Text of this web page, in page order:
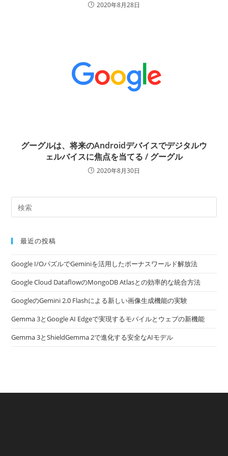
2020年8月28日
グーグルは、将来のAndroidデバイスでデジタルウ
ェルバイスに焦点を当てる / グーグル
2020年8月30日
最近の投稿
Google I/OパズルでGeminiを活用したボーナスワールド解放法
Google Cloud DataflowのMongoDB Atlasとの効率的な統合方法
GoogleのGemini 2.0 Flashによる新しい画像生成機能の実験
Gemma 3とGoogle AI Edgeで実現するモバイルとウェブの新機能
Gemma 3とShieldGemma 2で進化する安全なAIモデル